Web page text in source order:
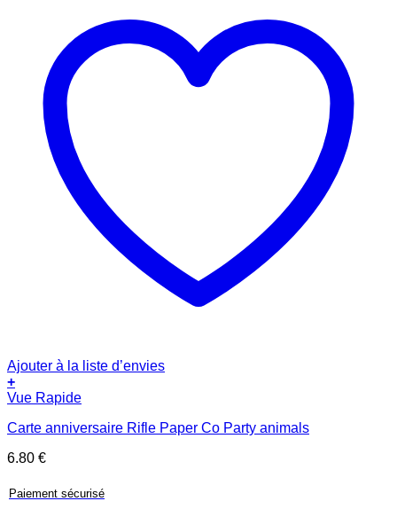
Ajouter à la liste d’envies
+
Vue Rapide
Carte anniversaire Rifle Paper Co Party animals
6.80 €
Paiement sécurisé